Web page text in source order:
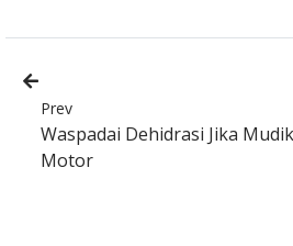
Prev
Waspadai Dehidrasi Jika
Motor